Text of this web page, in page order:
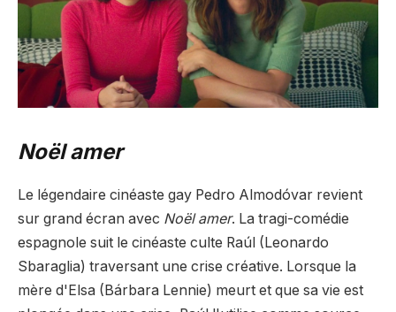
Noël amer
Le légendaire cinéaste gay Pedro Almodóvar revient
sur grand écran avec Noël amer. La tragi-comédie
espagnole suit le cinéaste culte Raúl (Leonardo
Sbaraglia) traversant une crise créative. Lorsque la
mère d'Elsa (Bárbara Lennie) meurt et que sa vie est